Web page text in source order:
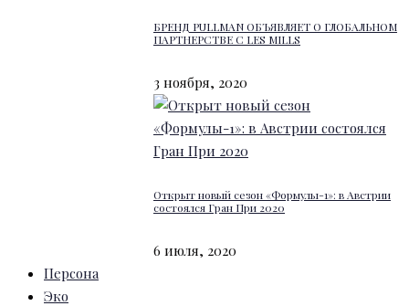
БРЕНД PULLMAN ОБЪЯВЛЯЕТ О ГЛОБАЛЬНОМ
ПАРТНЕРСТВЕ С LES MILLS
3 ноября, 2020
Открыт новый сезон «Формулы-1»: в Австрии
состоялся Гран При 2020
6 июля, 2020
Персона
Эко